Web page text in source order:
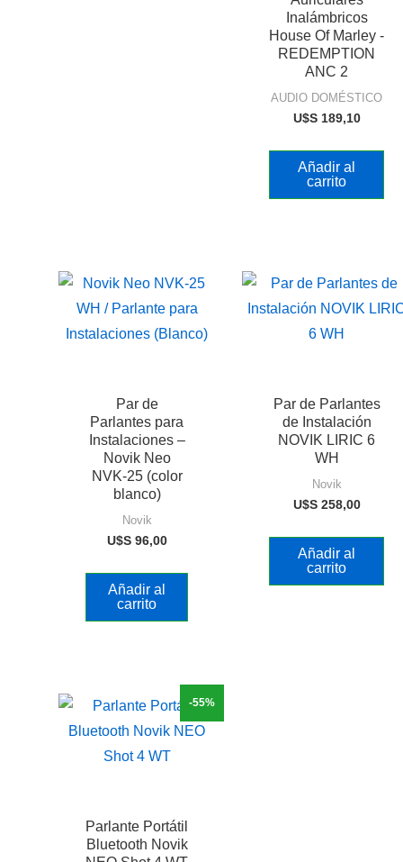
Inalámbricos
House Of Marley -
REDEMPTION
ANC 2
AUDIO DOMÉSTICO
U$S189,10
Añadir al
carrito
Par de
Parlantes para
Instalaciones –
Novik Neo
NVK-25 (color
blanco)
Novik
U$S96,00
Añadir al
carrito
Par de Parlantes
de Instalación
NOVIK LIRIC 6
WH
Novik
U$S258,00
Añadir al
carrito
-55%
Parlante Portátil
Bluetooth Novik